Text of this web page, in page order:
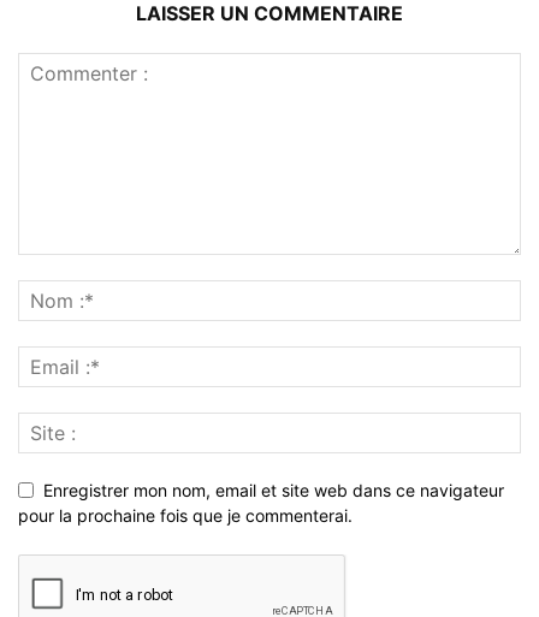
LAISSER UN COMMENTAIRE
Enregistrer mon nom, email et site web dans ce navigateur
pour la prochaine fois que je commenterai.